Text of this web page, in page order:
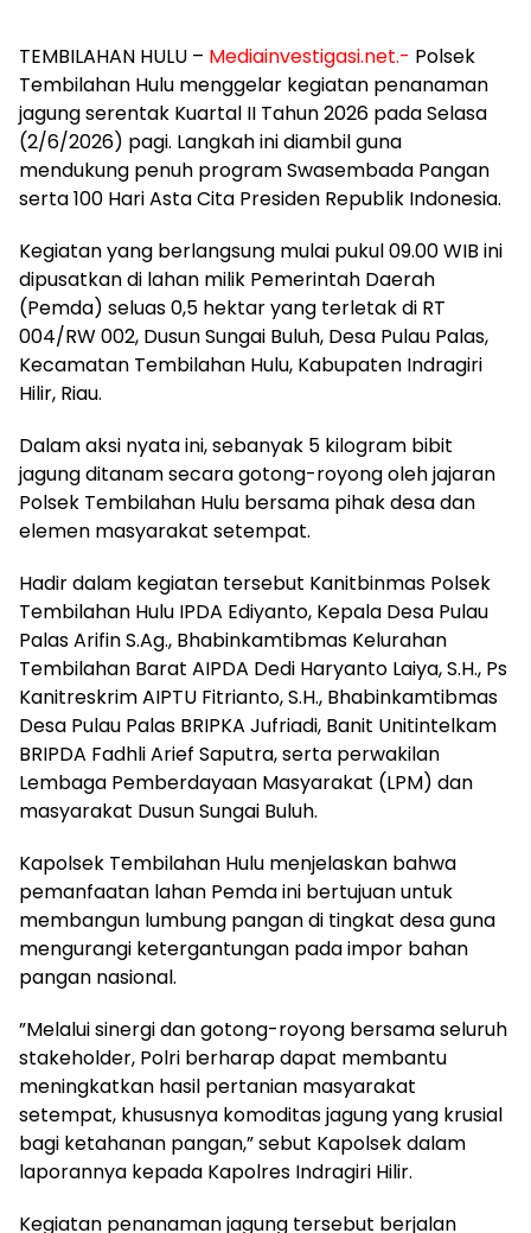
​TEMBILAHAN HULU – Mediainvestigasi.net.- Polsek
Tembilahan Hulu menggelar kegiatan penanaman
jagung serentak Kuartal II Tahun 2026 pada Selasa
(2/6/2026) pagi. Langkah ini diambil guna
mendukung penuh program Swasembada Pangan
serta 100 Hari Asta Cita Presiden Republik Indonesia.
​Kegiatan yang berlangsung mulai pukul 09.00 WIB ini
dipusatkan di lahan milik Pemerintah Daerah
(Pemda) seluas 0,5 hektar yang terletak di RT
004/RW 002, Dusun Sungai Buluh, Desa Pulau Palas,
Kecamatan Tembilahan Hulu, Kabupaten Indragiri
Hilir, Riau.
​Dalam aksi nyata ini, sebanyak 5 kilogram bibit
jagung ditanam secara gotong-royong oleh jajaran
Polsek Tembilahan Hulu bersama pihak desa dan
elemen masyarakat setempat.
​Hadir dalam kegiatan tersebut Kanitbinmas Polsek
Tembilahan Hulu IPDA Ediyanto, Kepala Desa Pulau
Palas Arifin S.Ag., Bhabinkamtibmas Kelurahan
Tembilahan Barat AIPDA Dedi Haryanto Laiya, S.H., Ps
Kanitreskrim AIPTU Fitrianto, S.H., Bhabinkamtibmas
Desa Pulau Palas BRIPKA Jufriadi, Banit Unitintelkam
BRIPDA Fadhli Arief Saputra, serta perwakilan
Lembaga Pemberdayaan Masyarakat (LPM) dan
masyarakat Dusun Sungai Buluh.
​Kapolsek Tembilahan Hulu menjelaskan bahwa
pemanfaatan lahan Pemda ini bertujuan untuk
membangun lumbung pangan di tingkat desa guna
mengurangi ketergantungan pada impor bahan
pangan nasional.
​”Melalui sinergi dan gotong-royong bersama seluruh
stakeholder, Polri berharap dapat membantu
meningkatkan hasil pertanian masyarakat
setempat, khususnya komoditas jagung yang krusial
bagi ketahanan pangan,” sebut Kapolsek dalam
laporannya kepada Kapolres Indragiri Hilir.
​Kegiatan penanaman jagung tersebut berjalan